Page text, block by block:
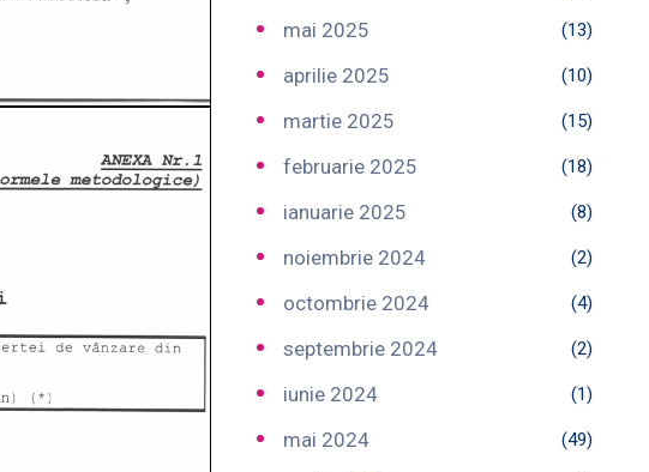
mai 2025 (13)
aprilie 2025 (10)
martie 2025 (15)
februarie 2025 (18)
ianuarie 2025 (8)
noiembrie 2024 (2)
octombrie 2024 (4)
septembrie 2024 (2)
iunie 2024 (1)
mai 2024 (49)